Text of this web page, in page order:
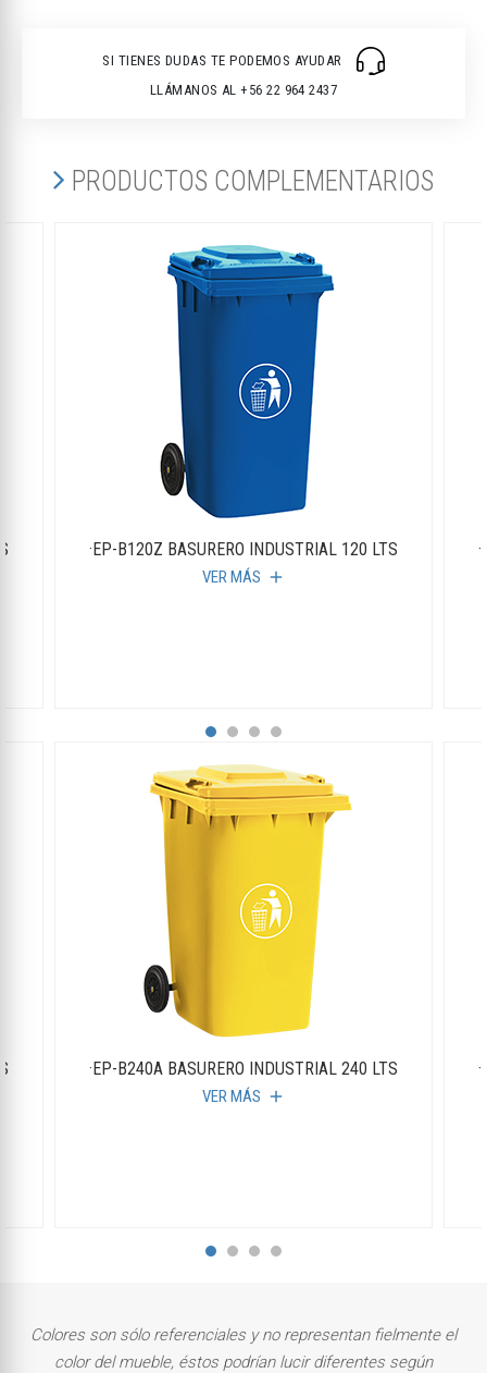
SI TIENES DUDAS TE PODEMOS AYUDAR
LLÁMANOS AL +56 22 964 2437
PRODUCTOS COMPLEMENTARIOS
·EP-B120Z BASURERO INDUSTRIAL 120 LTS
VER MÁS add
·EP-B240A BASURERO INDUSTRIAL 240 LTS
VER MÁS add
Colores son sólo referenciales y no representan fielmente el
color del mueble, éstos podrían lucir diferentes según